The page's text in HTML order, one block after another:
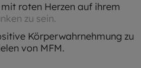
/ pixabay
Körperwahrnehmung zu
von MFM.